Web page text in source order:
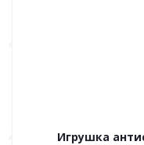
Игрушка